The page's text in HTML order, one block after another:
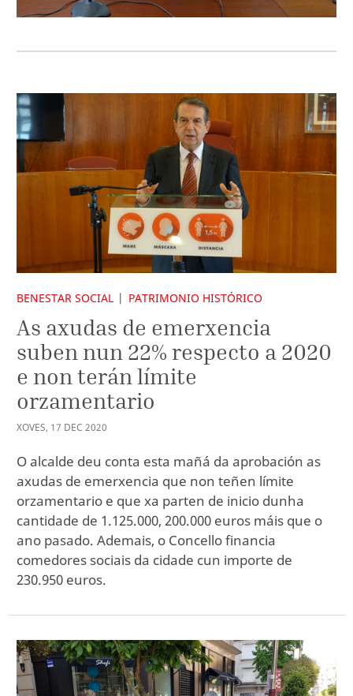
BENESTAR SOCIAL PATRIMONIO HISTÓRICO
As axudas de emerxencia
suben nun 22% respecto a 2020
e non terán límite
orzamentario
XOVES, 17 DEC 2020
O alcalde deu conta esta mañá da aprobación as
axudas de emerxencia que non teñen límite
orzamentario e que xa parten de inicio dunha
cantidade de 1.125.000, 200.000 euros máis que o
ano pasado. Ademais, o Concello financia
comedores sociais da cidade cun importe de
230.950 euros.